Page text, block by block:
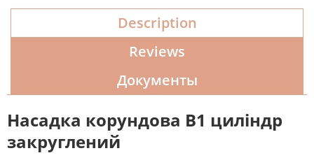
Description
Reviews
Документы
Насадка корундова B1 циліндр
закруглений